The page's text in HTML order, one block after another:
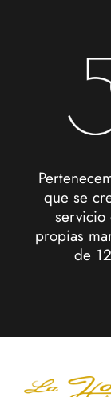
que se
servicio
propias
de